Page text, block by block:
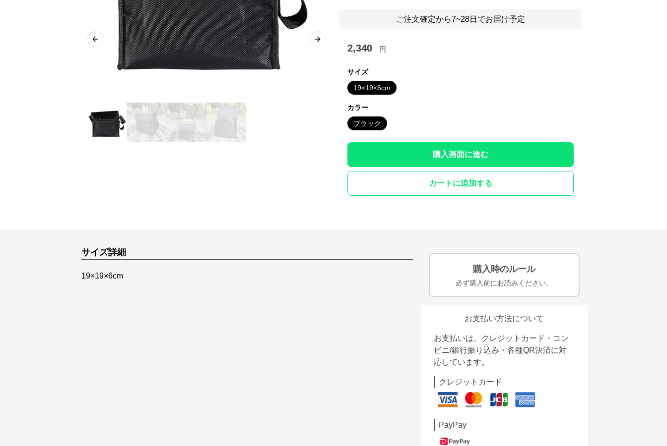
Previous slide Next slide
ご注文確定から7~28日でお届け予定
2,340 円
サイズ
19×19×6cm
カラー
ブラック
購入画面に進む
カートに追加する
サイズ詳細
19×19×6cm
購入時のルール
必ず購入前にお読みください。
お支払い方法について
お支払いは、クレジットカード・コン
ビニ/銀行振り込み・各種QR決済に対
応しています。
クレジットカード
PayPay